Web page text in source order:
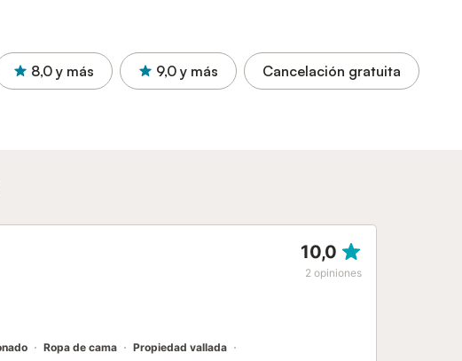
8,0 y más 9,0 y más Cancelación gratuita
10,0
2 opiniones
Ropa de cama
Propiedad vallada